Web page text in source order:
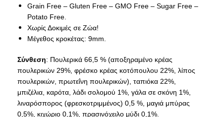
Grain Free – Gluten Free – GMO Free – Sugar Free –
Potato Free.
Χωρίς Δοκιμές σε Ζώα!
Μέγεθος κροκέτας: 9mm.
Σύνθεση: Πουλερικά 66,5 % (αποξηραμένο κρέας
πουλερικών 29%, φρέσκο κρέας κοτόπουλου 22%, λίπος
πουλερικών, πρωτεΐνη πουλερικών), ταπιόκα 22%,
μπιζέλια, καρότα, λάδι σολομού 1%, γάλα σε σκόνη 1%,
λιναρόσπορος (φρεσκοτριμμένος) 0,5 %, μαγιά μπύρας
0,5%, κιχώριο 0,1%, πρασινόχειλο μύδι 0,1%.